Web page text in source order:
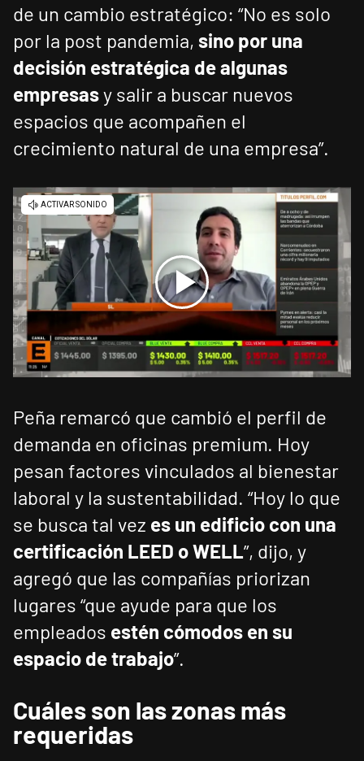
de un cambio estratégico: “No es solo
por la post pandemia, sino por una
decisión estratégica de algunas
empresasy salir a buscar nuevos
espacios que acompañen el
crecimiento natural de una empresa”.
Peña remarcó que cambió el perfil de
demanda en oficinas premium. Hoy
pesan factores vinculados al bienestar
laboral y la sustentabilidad. “Hoy lo que
se busca tal vez es un edificio con una
certificación LEED o WELL”, dijo, y
agregó que las compañías priorizan
lugares “que ayude para que los
empleados estén cómodos en su
espacio de trabajo”.
Cuáles son las zonas más
requeridas